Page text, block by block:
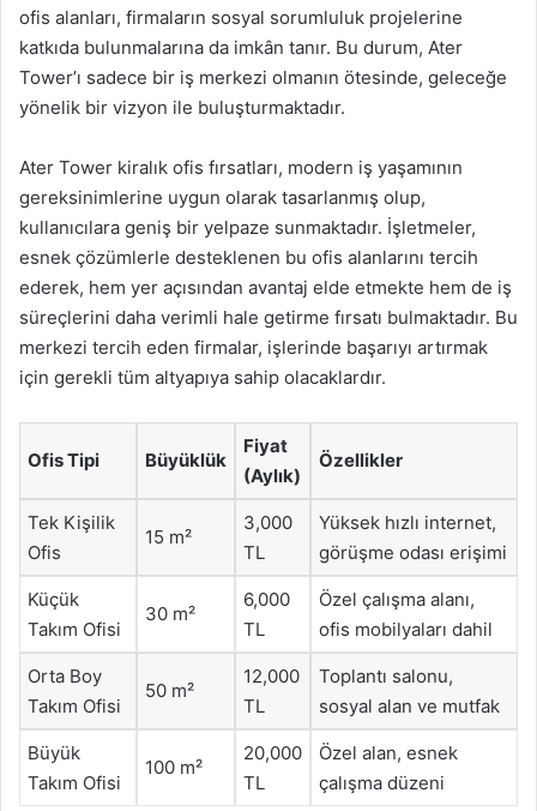
ofis alanları, firmaların sosyal sorumluluk projelerine
katkıda bulunmalarına da imkân tanır. Bu durum, Ater
Tower’ı sadece bir iş merkezi olmanın ötesinde, geleceğe
yönelik bir vizyon ile buluşturmaktadır.
Ater Tower kiralık ofis fırsatları, modern iş yaşamının
gereksinimlerine uygun olarak tasarlanmış olup,
kullanıcılara geniş bir yelpaze sunmaktadır. İşletmeler,
esnek çözümlerle desteklenen bu ofis alanlarını tercih
ederek, hem yer açısından avantaj elde etmekte hem de iş
süreçlerini daha verimli hale getirme fırsatı bulmaktadır. Bu
merkezi tercih eden firmalar, işlerinde başarıyı artırmak
için gerekli tüm altyapıya sahip olacaklardır.
Ofis Tipi Büyüklük
Fiyat
(Aylık)
Özellikler
Tek Kişilik
Ofis
15 m²
3,000
TL
Yüksek hızlı internet,
görüşme odası erişimi
Küçük
Takım Ofisi
30 m²
6,000
TL
Özel çalışma alanı,
ofis mobilyaları dahil
Orta Boy
Takım Ofisi
50 m²
12,000
TL
Toplantı salonu,
sosyal alan ve mutfak
Büyük
Takım Ofisi
100 m²
20,000
TL
Özel alan, esnek
çalışma düzeni